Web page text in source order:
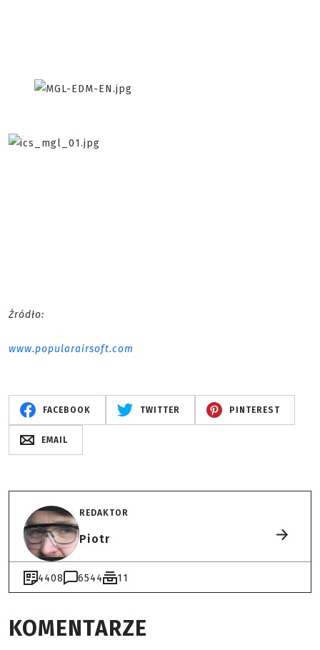
Źródło:
www.popularairsoft.com
FACEBOOK TWITTER PINTEREST
EMAIL
REDAKTOR
Piotr
4408 6544 11
KOMENTARZE